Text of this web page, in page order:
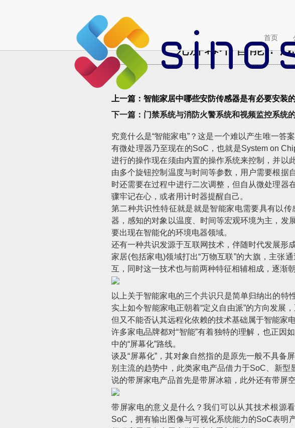
首页
无屏幕不智能？
上一篇：智能家居中哪些安防传感器是有必要安装
下一篇：门禁系统与消防火警系统和视频监控系统
究竟什么是“智能家电”？这是一个难以产生唯一
有微处理器乃至现在的SoC，也就是System on
进行的操作现在须由内置的操作系统来控制，并以
由多个旋钮控制温度与时间等参数，用户需要根据
时还需要在过程中进行二次调整，但自从微处理器
骤牢记在心，或者用计时器提醒自己。
第二种共识性特征就是就是智能家电需要具有以
器，感知的对象以温度、时间等宏观环境为主，发
要出现在智能化的环境电器领域。
还有一种共识发源于互联网技术，伴随时代发展形
家居(包括家电)领域打出“万物互联”的大旗，主张
互，同时这一技术也与前两种特征相辅相成，逐渐
以上关于智能家电的三个共识只是简单归纳出的
实上如今智能家电正朝着“定义自由派”的方向发展
但又不能否认其远程化依赖的技术基础属于智能家
许多家电品牌都对“智能”有着独特的理解，也正因
中的“屏幕化”路线。
谈及“屏幕化”，其对象自然指的是原先一般不具
别主流的趋势中，此类家电产品借力于SoC、新
说的带屏家电产品首先是带屏冰箱，此外还有带屏
带屏家电的意义是什么？我们可以从其技术根源
SoC，拥有输出图像与可视化系统能力的SoC表明